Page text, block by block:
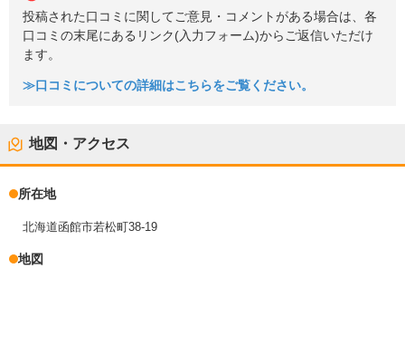
投稿された口コミに関してご意見・コメントがある場合は、各
口コミの末尾にあるリンク(入力フォーム)からご返信いただけ
ます。
≫口コミについての詳細はこちらをご覧ください。
地図・アクセス
所在地
北海道函館市若松町38-19
地図